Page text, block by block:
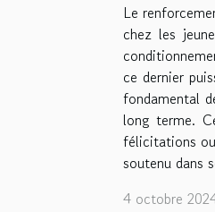
Le
chez les
ce dernier
fondamental
long terme.
félicitations
soutenu dans
4 octobre